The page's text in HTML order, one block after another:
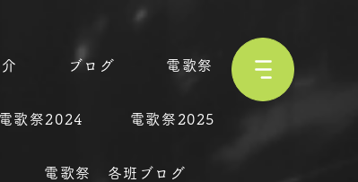
ブログ 電歌祭
電歌祭2024 電歌祭2025
電歌祭 各班ブログ